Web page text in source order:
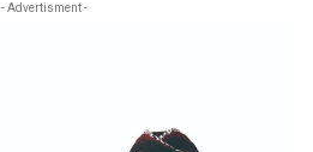
- Advertisment -